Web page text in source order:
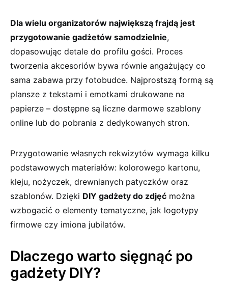
Dla wielu organizatorów największą frajdą jest
przygotowanie gadżetów samodzielnie,
dopasowując detale do profilu gości. Proces
tworzenia akcesoriów bywa równie angażujący co
sama zabawa przy fotobudce. Najprostszą formą są
plansze z tekstami i emotkami drukowane na
papierze – dostępne są liczne darmowe szablony
online lub do pobrania z dedykowanych stron.
Przygotowanie własnych rekwizytów wymaga kilku
podstawowych materiałów: kolorowego kartonu,
kleju, nożyczek, drewnianych patyczków oraz
szablonów. Dzięki DIY gadżety do zdjęć można
wzbogacić o elementy tematyczne, jak logotypy
firmowe czy imiona jubilatów.
Dlaczego warto sięgnąć po
gadżety DIY?